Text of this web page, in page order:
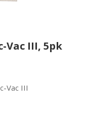
Vac III, 5pk
Vac III